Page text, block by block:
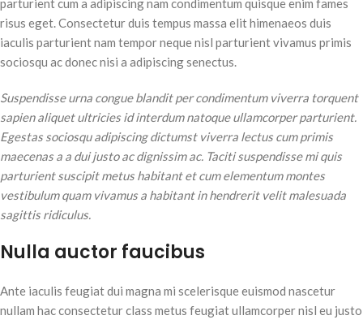
parturient cum a adipiscing nam condimentum quisque enim fames
risus eget. Consectetur duis tempus massa elit himenaeos duis
iaculis parturient nam tempor neque nisl parturient vivamus primis
sociosqu ac donec nisi a adipiscing senectus.
Suspendisse urna congue blandit per condimentum viverra torquent
sapien aliquet ultricies id interdum natoque ullamcorper parturient.
Egestas sociosqu adipiscing dictumst viverra lectus cum primis
maecenas a a dui justo ac dignissim ac. Taciti suspendisse mi quis
parturient suscipit metus habitant et cum elementum montes
vestibulum quam vivamus a habitant in hendrerit velit malesuada
sagittis ridiculus.
Nulla auctor faucibus
Ante iaculis feugiat dui magna mi scelerisque euismod nascetur
nullam hac consectetur class metus feugiat ullamcorper nisl eu justo